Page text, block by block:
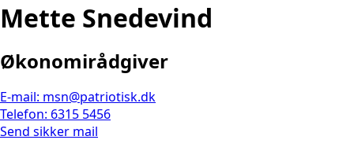
Mette Snedevind
Økonomirådgiver
E-mail: msn@patriotisk.dk
Telefon: 6315 5456
Send sikker mail